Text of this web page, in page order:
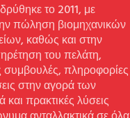
το 2011, με
πώληση βιομηχανικών
καθώς και στην
του πελάτη,
πληροφορίες
στην αγορά των
και πρακτικές λύσεις